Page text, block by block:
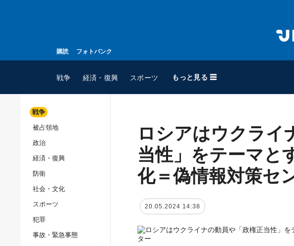
購読 フォトバンク
戦争 経済・復興 スポーツ もっと見る ☰
スポーツ
ウクルインフォルム
ウクルインフォルムに
て
コンタクト
戦争
被占領地
政治
経済・復興
防衛
社会・文化
スポーツ
犯罪
事故・緊急事態
ロシアはウクライ
当性」をテーマと
化＝偽情報対策セ
20.05.2024 14:38